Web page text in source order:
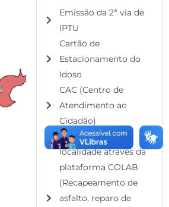
Emissão da 2ª via de
IPTU
Cartão de
Estacionamento do
Idoso
CAC (Centro de
Atendimento ao
Cidadão)
Demandas da
localidade através da
plataforma COLAB
(Recapeamento de
asfalto, reparo de